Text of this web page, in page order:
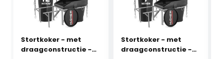
Stortkoker - met
draagconstructie -
Stortkoker - met
draagconstructie -